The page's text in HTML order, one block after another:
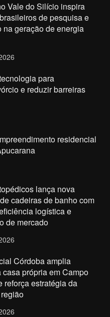
Vale do Silício inspira
de pesquisa e
na geração de energia
para
e reduzir barreiras
residencial
lança nova
cadeiras de banho com
logística e
de mercado
Córdoba amplia
casa própria em Campo
reforça estratégia da